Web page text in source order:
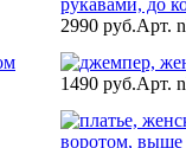
2990 руб.Арт.
1490 руб.Арт.